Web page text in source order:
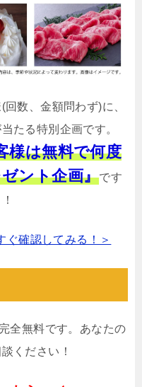
数、金額問わず)に、
たる特別企画です。
様は無料で何度
ント企画』です
ぐ確認してみる！＞
全無料です。あなたの
ください！